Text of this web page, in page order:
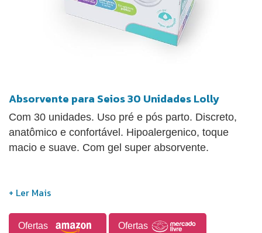
Absorvente para Seios 30 Unidades Lolly
Com 30 unidades. Uso pré e pós parto. Discreto,
anatômico e confortável. Hipoalergenico, toque
macio e suave. Com gel super absorvente.
Ofertas Ofertas